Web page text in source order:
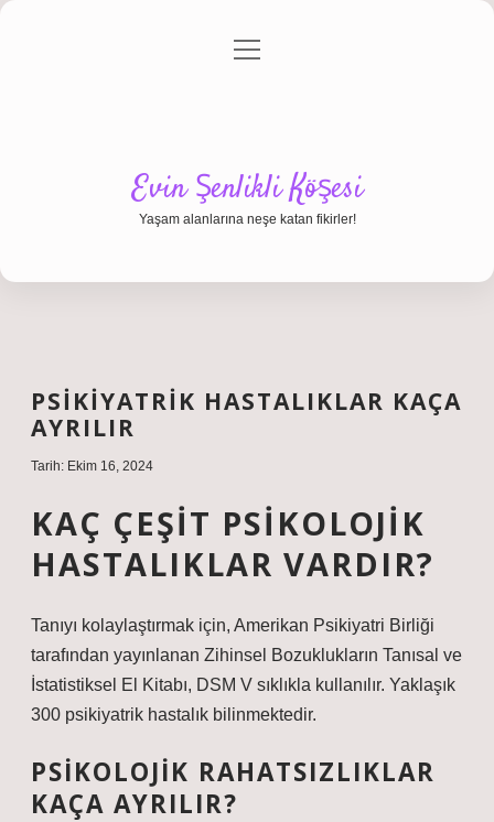
Gizlilik Politikası
menüyü
Evin Şenlikli Köşesi
Yaşam alanlarına neşe katan fikirler!
PSIKIYATRIK HASTALIKLAR KAÇA
AYRILIR
Tarih: Ekim 16, 2024
KAÇ ÇEŞIT PSIKOLOJIK
HASTALIKLAR VARDIR?
Tanıyı kolaylaştırmak için, Amerikan Psikiyatri Birliği
tarafından yayınlanan Zihinsel Bozuklukların Tanısal ve
İstatistiksel El Kitabı, DSM V sıklıkla kullanılır. Yaklaşık
300 psikiyatrik hastalık bilinmektedir.
PSIKOLOJIK RAHATSIZLIKLAR
KAÇA AYRILIR?